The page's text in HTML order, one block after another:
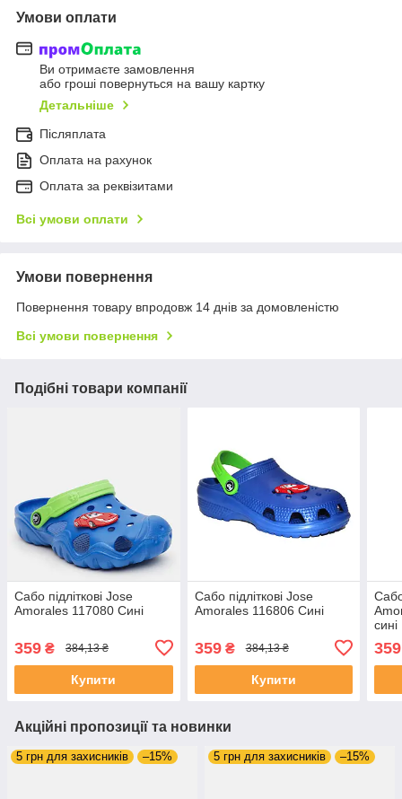
Умови оплати
Ви отримаєте замовлення
або гроші повернуться на вашу картку
Детальніше
Післяплата
Оплата на рахунок
Оплата за реквізитами
Всі умови оплати
Умови повернення
Повернення товару впродовж 14 днів за домовленістю
Всі умови повернення
Подібні товари компанії
Сабо підліткові Jose
Amorales 117080 Сині
359 ₴ 384,13 ₴
Купити
Сабо підліткові Jose
Amorales 116806 Сині
359₴ 384,13 ₴
Купити
сині
359
Акційні пропозиції та новинки
5 грн для захисників –15% 5 грн для захисників –15%